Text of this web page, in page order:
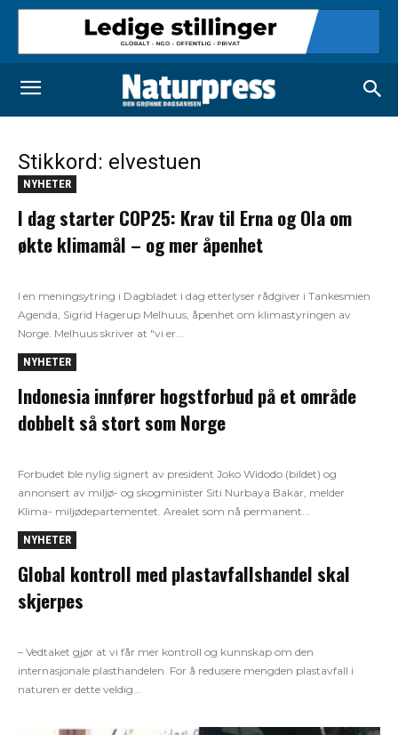
Stikkord: elvestuen
NYHETER
I dag starter COP25: Krav til Erna og Ola om
økte klimamål – og mer åpenhet
I en meningsytring i Dagbladet i dag etterlyser rådgiver i Tankesmien
Agenda, Sigrid Hagerup Melhuus, åpenhet om klimastyringen av
Norge. Melhuus skriver at "vi er...
NYHETER
Indonesia innfører hogstforbud på et område
dobbelt så stort som Norge
Forbudet ble nylig signert av president Joko Widodo (bildet) og
annonsert av miljø- og skogminister Siti Nurbaya Bakar, melder
Klima- miljødepartementet. Arealet som nå permanent...
NYHETER
Global kontroll med plastavfallshandel skal
skjerpes
– Vedtaket gjør at vi får mer kontroll og kunnskap om den
internasjonale plasthandelen. For å redusere mengden plastavfall i
naturen er dette veldig...